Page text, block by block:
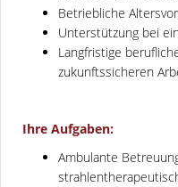
Betriebliche
Unterstützung bei
Langfristige
zukunftssicheren
Ihre Aufgaben:
Ambulante